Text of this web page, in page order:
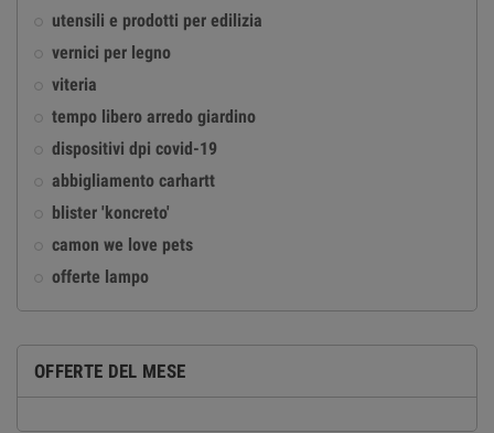
utensili e prodotti per edilizia
vernici per legno
viteria
tempo libero arredo giardino
dispositivi dpi covid-19
abbigliamento carhartt
blister 'koncreto'
camon we love pets
offerte lampo
OFFERTE DEL MESE